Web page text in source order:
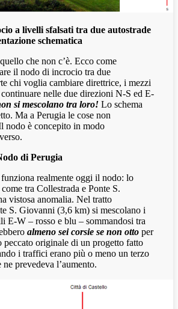
a livelli sfalsati tra due autostrade
schematica
che non c’è. Ecco come
il nodo di incrocio tra due
chi voglia cambiare direttrice, i mezzi
nelle due direzioni N-S ed E-
si mescolano tra loro! Lo schema
Ma a Perugia le cose non
nodo è concepito in modo
di Perugia
realmente oggi il nodo: lo
tra Collestrada e Ponte S.
vistosa anomalia. Nel tratto
S. Giovanni (3,6 km) si mescolano i
E-W – rosso e blu – sommandosi tra
almeno sei corsie se non otto per
peccato originale di un progetto fatto
i traffici erano più o meno un terzo
ne prevedeva l’aumento.